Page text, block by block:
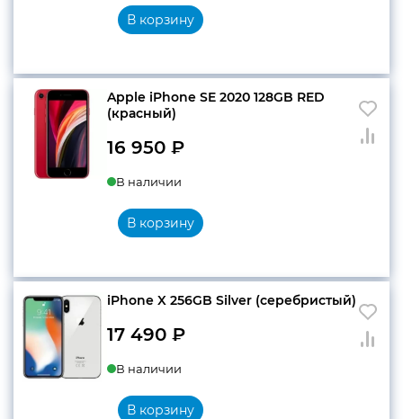
В корзину
Apple iPhone SE 2020 128GB RED
(красный)
16 950 ₽
В наличии
В корзину
iPhone X 256GB Silver (серебристый)
17 490 ₽
В наличии
В корзину